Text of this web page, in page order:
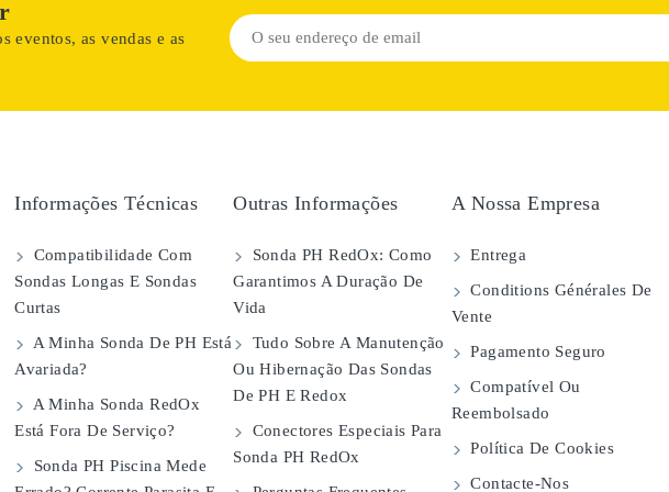
eventos, as vendas e as
Informações Técnicas
Compatibilidade Com
Sondas Longas E Sondas
Curtas
A Minha Sonda De PH Está
Avariada?
A Minha Sonda RedOx
Está Fora De Serviço?
Sonda PH Piscina Mede
Outras Informações
Sonda PH RedOx: Como
Garantimos A Duração De
Vida
Tudo Sobre A Manutenção
Ou Hibernação Das Sondas
De PH E Redox
Conectores Especiais Para
Sonda PH RedOx
A Nossa Empresa
Entrega
Conditions Générales De
Vente
Pagamento Seguro
Compatível Ou
Reembolsado
Política De Cookies
Contacte-Nos